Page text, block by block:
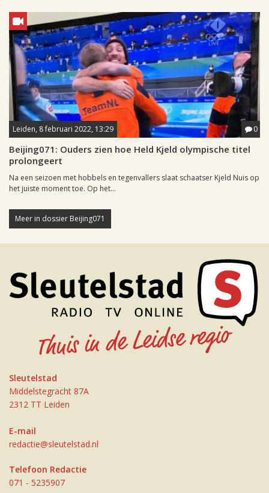
Leiden, 8 februari 2022, 13:29 0
Beijing071: Ouders zien hoe Held Kjeld olympische titel
prolongeert
Na een seizoen met hobbels en tegenvallers slaat schaatser Kjeld Nuis op
het juiste moment toe. Op het...
Meer in dossier Beijing071
Sleutelstad
Middelstegracht 87A
2312 TT Leiden
E-mail
redactie@sleutelstad.nl
Telefoon Redactie
071 - 5235907